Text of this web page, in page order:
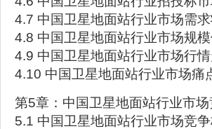
4.7 中国卫星地面站行业市场需
4.8 中国卫星地面站行业市场规
4.9 中国卫星地面站行业市场行
4.10 中国卫星地面站行业市场痛
第5章：中国卫星地面站行业市
5.1 中国卫星地面站行业市场竞